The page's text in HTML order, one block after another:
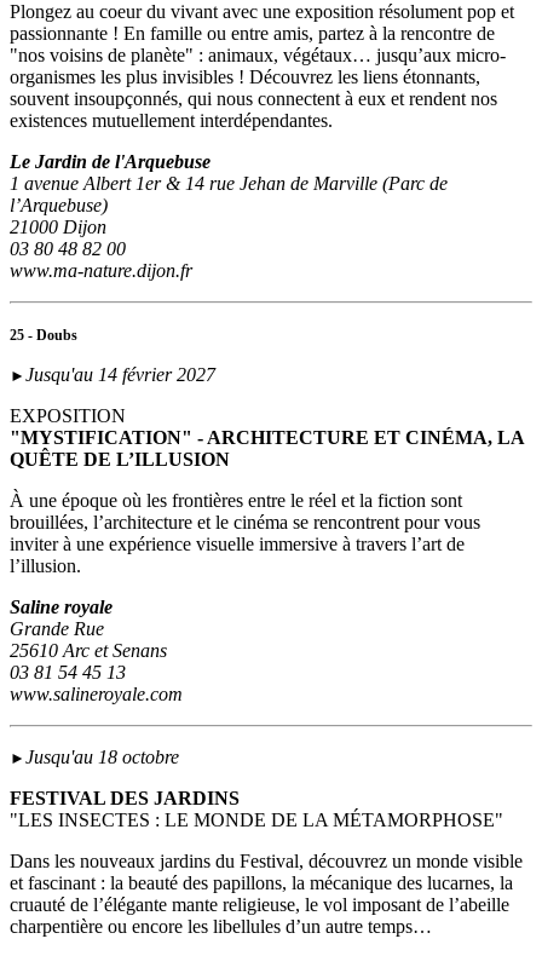
Plongez au coeur du vivant avec une exposition résolument pop et
passionnante ! En famille ou entre amis, partez à la rencontre de
"nos voisins de planète" : animaux, végétaux… jusqu’aux micro-
organismes les plus invisibles ! Découvrez les liens étonnants,
souvent insoupçonnés, qui nous connectent à eux et rendent nos
existences mutuellement interdépendantes.
Le Jardin de l'Arquebuse
1 avenue Albert 1er & 14 rue Jehan de Marville (Parc de
l’Arquebuse)
21000 Dijon
03 80 48 82 00
www.ma-nature.dijon.fr
25 - Doubs
► Jusqu'au 14 février 2027
EXPOSITION
"MYSTIFICATION" - ARCHITECTURE ET CINÉMA, LA
QUÊTE DE L’ILLUSION
À une époque où les frontières entre le réel et la fiction sont
brouillées, l’architecture et le cinéma se rencontrent pour vous
inviter à une expérience visuelle immersive à travers l’art de
l’illusion.
Saline royale
Grande Rue
25610 Arc et Senans
03 81 54 45 13
www.salineroyale.com
► Jusqu'au 18 octobre
FESTIVAL DES JARDINS
"LES INSECTES : LE MONDE DE LA MÉTAMORPHOSE"
Dans les nouveaux jardins du Festival, découvrez un monde visible
et fascinant : la beauté des papillons, la mécanique des lucarnes, la
cruauté de l’élégante mante religieuse, le vol imposant de l’abeille
charpentière ou encore les libellules d’un autre temps…